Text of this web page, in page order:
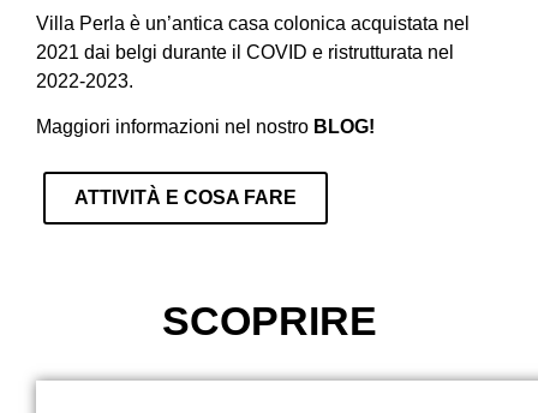
Villa Perla è un’antica casa colonica acquistata nel
2021 dai belgi durante il COVID e ristrutturata nel
2022-2023.
Maggiori informazioni nel nostro BLOG!
ATTIVITÀ E COSA FARE
SCOPRIRE